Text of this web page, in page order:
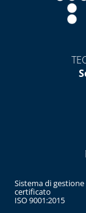
Sistema di gestione
certificato
ISO 9001:2015